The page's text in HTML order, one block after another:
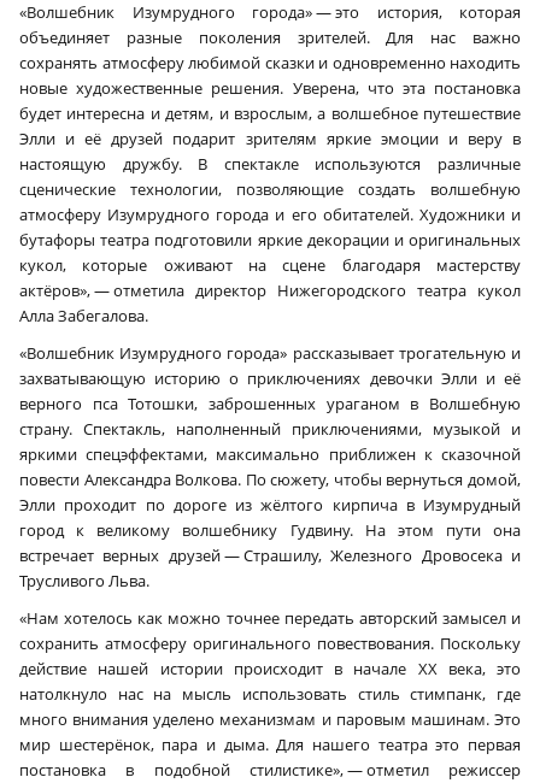
«Волшебник Изумрудного города» — это история, которая
объединяет разные поколения зрителей. Для нас важно
сохранять атмосферу любимой сказки и одновременно находить
новые художественные решения. Уверена, что эта постановка
будет интересна и детям, и взрослым, а волшебное путешествие
Элли и её друзей подарит зрителям яркие эмоции и веру в
настоящую дружбу. В спектакле используются различные
сценические технологии, позволяющие создать волшебную
атмосферу Изумрудного города и его обитателей. Художники и
бутафоры театра подготовили яркие декорации и оригинальных
кукол, которые оживают на сцене благодаря мастерству
актёров», — отметила директор Нижегородского театра кукол
Алла Забегалова.
«Волшебник Изумрудного города» рассказывает трогательную и
захватывающую историю о приключениях девочки Элли и её
верного пса Тотошки, заброшенных ураганом в Волшебную
страну. Спектакль, наполненный приключениями, музыкой и
яркими спецэффектами, максимально приближен к сказочной
повести Александра Волкова. По сюжету, чтобы вернуться домой,
Элли проходит по дороге из жёлтого кирпича в Изумрудный
город к великому волшебнику Гудвину. На этом пути она
встречает верных друзей — Страшилу, Железного Дровосека и
Трусливого Льва.
«Нам хотелось как можно точнее передать авторский замысел и
сохранить атмосферу оригинального повествования. Поскольку
действие нашей истории происходит в начале XX века, это
натолкнуло нас на мысль использовать стиль стимпанк, где
много внимания уделено механизмам и паровым машинам. Это
мир шестерёнок, пара и дыма. Для нашего театра это первая
постановка в подобной стилистике», — отметил режиссер